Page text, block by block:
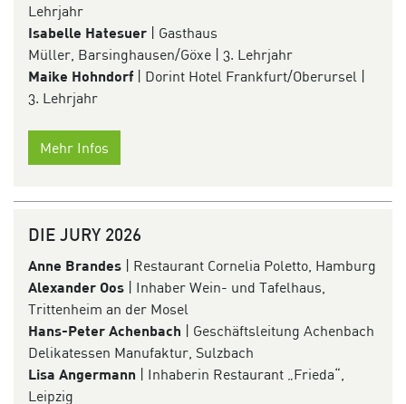
Lehrjahr
Isabelle Hatesuer | Gasthaus
Müller, Barsinghausen/Göxe | 3. Lehrjahr
Maike Hohndorf | Dorint Hotel Frankfurt/Oberursel |
3. Lehrjahr
Mehr Infos
DIE JURY 2026
Anne Brandes | Restaurant Cornelia Poletto, Hamburg
Alexander Oos | Inhaber Wein- und Tafelhaus,
Trittenheim an der Mosel
Hans-Peter Achenbach
| Geschäftsleitung Achenbach
Delikatessen Manufaktur, Sulzbach
Lisa Angermann
| Inhaberin Restaurant „Frieda“,
Leipzig